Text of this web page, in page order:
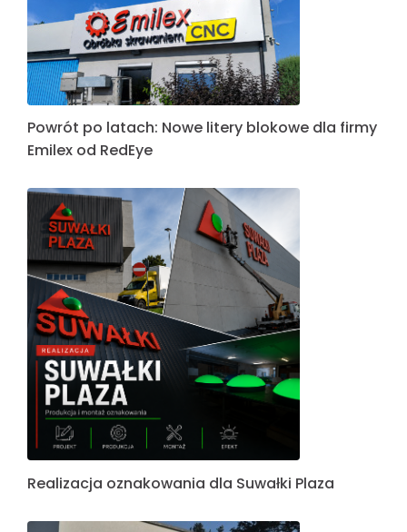
Powrót po latach: Nowe litery blokowe dla firmy
Emilex od RedEye
Realizacja oznakowania dla Suwałki Plaza